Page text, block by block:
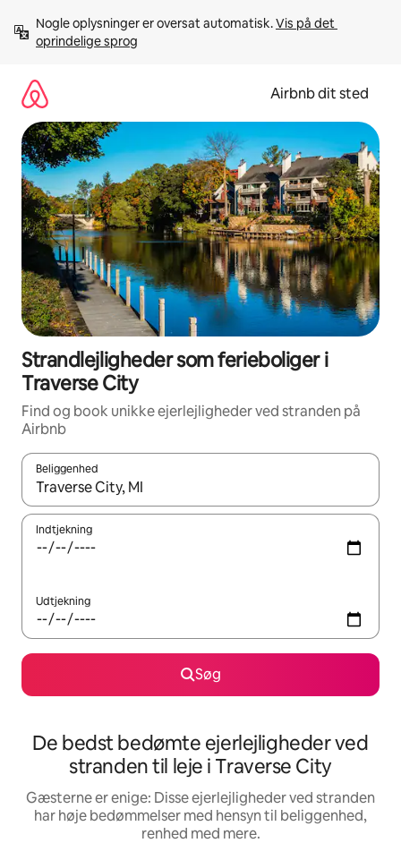
videre
Nogle oplysninger er oversat automatisk. Vis på det
oprindelige sprog
Airbnb dit sted
Strandlejligheder som ferieboliger i
Traverse City
Find og book unikke ejerlejligheder ved stranden på
Airbnb
Beliggenhed
Når resultaterne er tilgængelige, skal du navigere med
Indtjekning
Udtjekning
Søg
De bedst bedømte ejerlejligheder ved
stranden til leje i Traverse City
Gæsterne er enige: Disse ejerlejligheder ved stranden
har høje bedømmelser med hensyn til beliggenhed,
renhed med mere.